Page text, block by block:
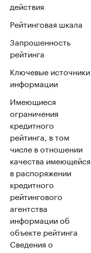
действия
Рейтинговая шкала
Запрошенность
рейтинга
Ключевые источники
информации
Имеющиеся
ограничения
кредитного
рейтинга, в том
числе в отношении
качества имеющейся
в распоряжении
кредитного
рейтингового
агентства
информации об
объекте рейтинга
Сведения о